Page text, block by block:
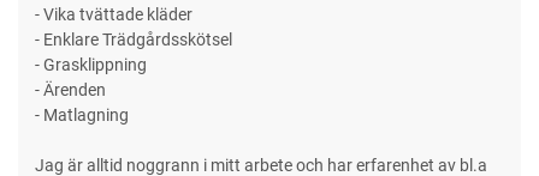
- Vika tvättade kläder
- Enklare Trädgårdsskötsel
- Grasklippning
- Ärenden
- Matlagning
Jag är alltid noggrann i mitt arbete och har erfarenhet av bl.a